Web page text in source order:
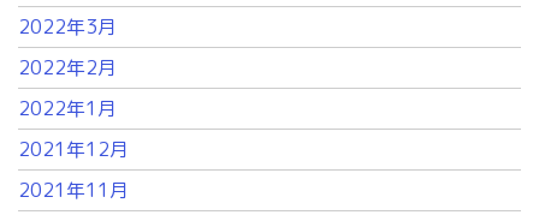
2022年3月
2022年2月
2022年1月
2021年12月
2021年11月